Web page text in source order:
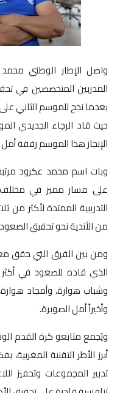
واصل الإطار الوطني
المدربين المتخصصين في
بعدما نجح للموسم الثاني
حيث قاد الرجاء الجديدي
الإنجاز هذا الموسم رفقة
وبات اسم محمد عكرود
على مسار مميز في
التدريبية الممتدة لأكثر
من الأندية نحو تحقيق
ومن بين الفرق التي حقق
الذي قاده للصعود في أكثر
وشباب هوارة، وأمجاد
وأخيراً أمل الصويرة.
ويُجمع متابعو كرة القدم
أبرز الأطر التقنية
تدبير المجموعات وتحفيز